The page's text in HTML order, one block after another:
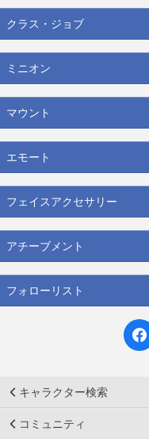
クラス・ジョブ
ミニオン
マウント
エモート
フェイスアクセサリー
アチーブメント
フォローリスト
キャラクター検索
コミュニティ